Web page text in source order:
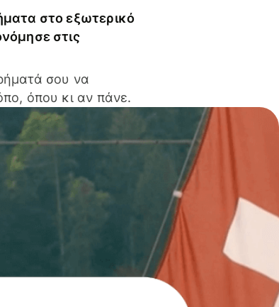
στο εξωτερικό
στις
σου να
όπου κι αν πάνε.